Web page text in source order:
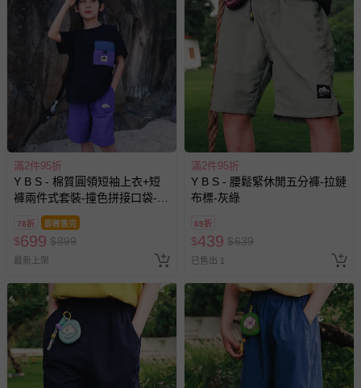
滿2件95折
Y B S - 棉質圓領短袖上衣+短
褲兩件式套裝-撞色拼接口袋-黑
78折 即將售完
$699 $899
最新上架
滿2件95折
Y B S - 腰鬆緊休閒五分褲-拉鏈
布標-灰綠
69折
$439 $639
已售出 1